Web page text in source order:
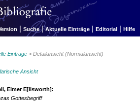
| Suche | Aktuelle Einträge | Editorial | Hilfe
Einträge > Detailansicht (Normalansicht)
Ansicht
Elmer E[llsworth]:
Gottesbegriff